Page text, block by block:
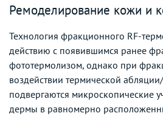
Ремоделирование кожи и
Технология фракционного RF-
действию с появившимся ранее
фототермолизом, однако при
воздействии термической
подвергаются микроскопические
дермы в равномерно